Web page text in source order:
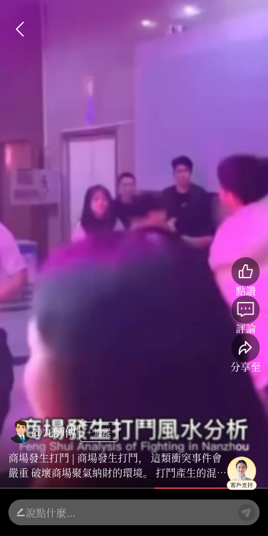
點讚
評論
分享至
@九師傅 + 追蹤
商場發生打鬥 | 商場發生打鬥， 這類衝突事件會
嚴重 破壞商場聚氣納財的環境。 打鬥產生的混亂
氣流被視為“凶氣”， 會衝散原本積聚的“生
氣”， 導致顧客不願停留， 財運受阻。 商場作
為人流密集的“聚財”場所， 和諧穩定的氛圍至